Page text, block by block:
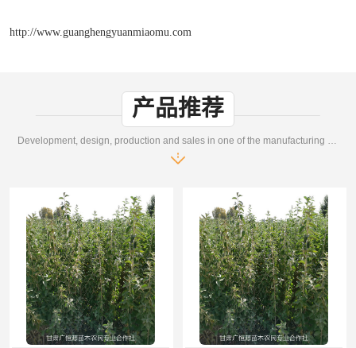
http://www.guanghengyuanmiaomu.com
产品推荐